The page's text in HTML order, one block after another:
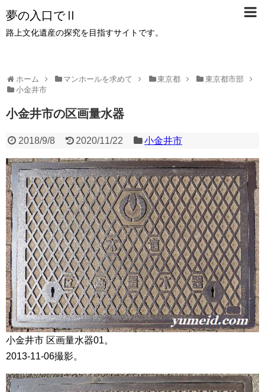
夢の入口でⅡ
路上文化遺産の探究を目指すサイトです。
ホーム マンホールを求めて 東京都
東京都市部
小金井市
小金井市の区画量水器
2018/9/8 2020/11/22 小金井市
小金井市 区画量水器01。
2013-11-06撮影。